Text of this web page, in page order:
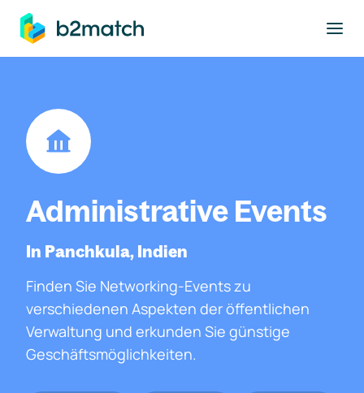
springen
Administrative Events
In Panchkula, Indien
Finden Sie Networking-Events zu
verschiedenen Aspekten der öffentlichen
Verwaltung und erkunden Sie günstige
Geschäftsmöglichkeiten.